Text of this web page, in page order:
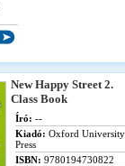
New Happy Street 2.
Class Book
Író: --
Kiadó: Oxford University
Press
ISBN: 9780194730822